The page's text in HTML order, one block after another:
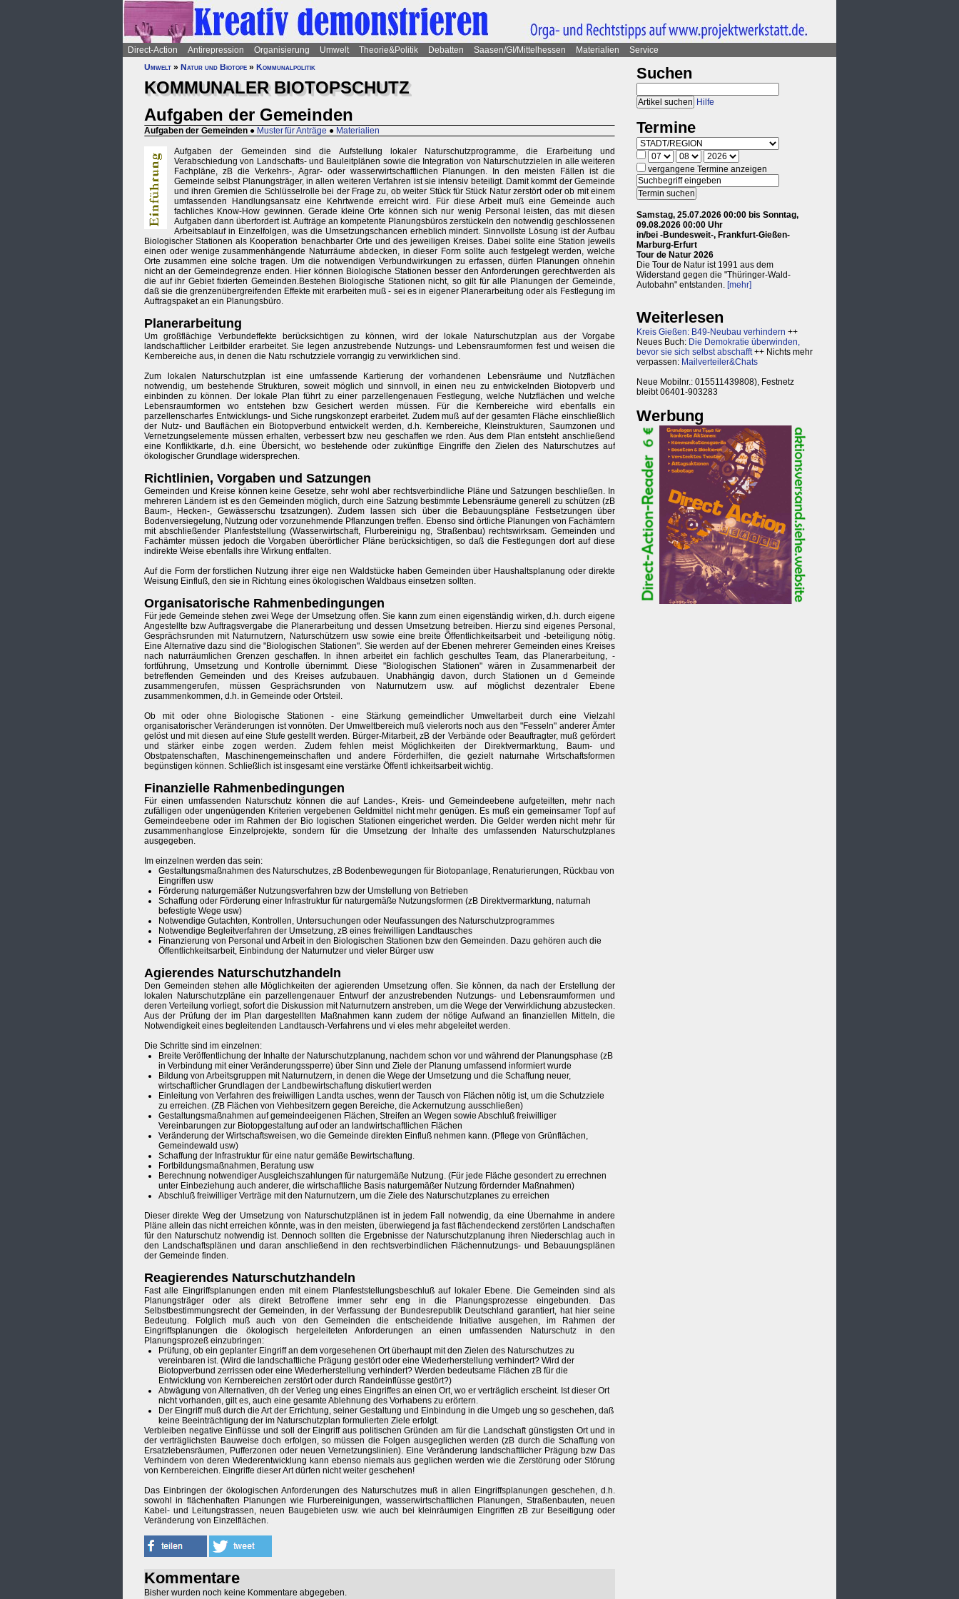
Direct-Action Antirepression Organisierung Umwelt Theorie&Politik Debatten Saasen/GI/Mittelhessen Materialien
Service
Umwelt » Natur und Biotope » Kommunalpolitik
KOMMUNALER BIOTOPSCHUTZ
Aufgaben der Gemeinden
Aufgaben der Gemeinden ● Muster für Anträge ● Materialien
Aufgaben der Gemeinden sind die Aufstellung lokaler Naturschutzprogramme, die Erarbeitung und
Verabschiedung von Landschafts- und Bauleitplänen sowie die Integration von Naturschutzzielen in alle weiteren
Fachpläne, zB die Verkehrs-, Agrar- oder wasserwirtschaftlichen Planungen. In den meisten Fällen ist die
Gemeinde selbst Planungsträger, in allen weiteren Verfahren ist sie intensiv beteiligt. Damit kommt der Gemeinde
und ihren Gremien die Schlüsselrolle bei der Frage zu, ob weiter Stück für Stück Natur zerstört oder ob mit einem
umfassenden Handlungsansatz eine Kehrtwende erreicht wird. Für diese Arbeit muß eine Gemeinde auch
fachliches Know-How gewinnen. Gerade kleine Orte können sich nur wenig Personal leisten, das mit diesen
Aufgaben dann überfordert ist. Aufträge an kompetente Planungsbüros zerstückeln den notwendig geschlossenen
Arbeitsablauf in Einzelfolgen, was die Umsetzungschancen erheblich mindert. Sinnvollste Lösung ist der Aufbau
Biologischer Stationen als Kooperation benachbarter Orte und des jeweiligen Kreises. Dabei sollte eine Station jeweils
einen oder wenige zusammenhängende Naturräume abdecken, in dieser Form sollte auch festgelegt werden, welche
Orte zusammen eine solche tragen. Um die notwendigen Verbundwirkungen zu erfassen, dürfen Planungen ohnehin
nicht an der Gemeindegrenze enden. Hier können Biologische Stationen besser den Anforderungen gerechtwerden als
die auf ihr Gebiet fixierten Gemeinden.Bestehen Biologische Stationen nicht, so gilt für alle Planungen der Gemeinde,
daß sie die grenzenübergreifenden Effekte mit erarbeiten muß - sei es in eigener Planerarbeitung oder als Festlegung im
Auftragspaket an ein Planungsbüro.
Planerarbeitung
Um großflächige Verbundeffekte berücksichtigen zu können, wird der lokale Naturschutzplan aus der Vorgabe
landschaftlicher Leitbilder erarbeitet. Sie legen anzustrebende Nutzungs- und Lebensraumformen fest und weisen die
Kernbereiche aus, in denen die Natu rschutzziele vorrangig zu verwirklichen sind.
Zum lokalen Naturschutzplan ist eine umfassende Kartierung der vorhandenen Lebensräume und Nutzflächen
notwendig, um bestehende Strukturen, soweit möglich und sinnvoll, in einen neu zu entwickelnden Biotopverb und
einbinden zu können. Der lokale Plan führt zu einer parzellengenauen Festlegung, welche Nutzflächen und welche
Lebensraumformen wo entstehen bzw Gesichert werden müssen. Für die Kernbereiche wird ebenfalls ein
parzellenscharfes Entwicklungs- und Siche rungskonzept erarbeitet. Zudem muß auf der gesamten Fläche einschließlich
der Nutz- und Bauflächen ein Biotopverbund entwickelt werden, d.h. Kernbereiche, Kleinstrukturen, Saumzonen und
Vernetzungselemente müssen erhalten, verbessert bzw neu geschaffen we rden. Aus dem Plan entsteht anschließend
eine Konfliktkarte, d.h. eine Übersicht, wo bestehende oder zukünftige Eingriffe den Zielen des Naturschutzes auf
ökologischer Grundlage widersprechen.
Richtlinien, Vorgaben und Satzungen
Gemeinden und Kreise können keine Gesetze, sehr wohl aber rechtsverbindliche Pläne und Satzungen beschließen. In
mehreren Ländern ist es den Gemeinden möglich, durch eine Satzung bestimmte Lebensräume generell zu schützen (zB
Baum-, Hecken-, Gewässerschu tzsatzungen). Zudem lassen sich über die Bebauungspläne Festsetzungen über
Bodenversiegelung, Nutzung oder vorzunehmende Pflanzungen treffen. Ebenso sind örtliche Planungen von Fachämtern
mit abschließender Planfeststellung (Wasserwirtschaft, Flurbereinigu ng, Straßenbau) rechtswirksam. Gemeinden und
Fachämter müssen jedoch die Vorgaben überörtlicher Pläne berücksichtigen, so daß die Festlegungen dort auf diese
indirekte Weise ebenfalls ihre Wirkung entfalten.
Auf die Form der forstlichen Nutzung ihrer eige nen Waldstücke haben Gemeinden über Haushaltsplanung oder direkte
Weisung Einfluß, den sie in Richtung eines ökologischen Waldbaus einsetzen sollten.
Organisatorische Rahmenbedingungen
Für jede Gemeinde stehen zwei Wege der Umsetzung offen. Sie kann zum einen eigenständig wirken, d.h. durch eigene
Angestellte bzw Auftragsvergabe die Planerarbeitung und dessen Umsetzung betreiben. Hierzu sind eigenes Personal,
Gesprächsrunden mit Naturnutzern, Naturschützern usw sowie eine breite Öffentlichkeitsarbeit und -beteiligung nötig.
Eine Alternative dazu sind die "Biologischen Stationen". Sie werden auf der Ebenen mehrerer Gemeinden eines Kreises
nach naturräumlichen Grenzen geschaffen. In ihnen arbeitet ein fachlich geschultes Team, das Planerarbeitung, -
fortführung, Umsetzung und Kontrolle übernimmt. Diese "Biologischen Stationen" wären in Zusammenarbeit der
betreffenden Gemeinden und des Kreises aufzubauen. Unabhängig davon, durch Stationen un d Gemeinde
zusammengerufen, müssen Gesprächsrunden von Naturnutzern usw. auf möglichst dezentraler Ebene
zusammenkommen, d.h. in Gemeinde oder Ortsteil.
Ob mit oder ohne Biologische Stationen - eine Stärkung gemeindlicher Umweltarbeit durch eine Vielzahl
organisatorischer Veränderungen ist vonnöten. Der Umweltbereich muß vielerorts noch aus den "Fesseln" anderer Ämter
gelöst und mit diesen auf eine Stufe gestellt werden. Bürger-Mitarbeit, zB der Verbände oder Beauftragter, muß gefördert
und stärker einbe zogen werden. Zudem fehlen meist Möglichkeiten der Direktvermarktung, Baum- und
Obstpatenschaften, Maschinengemeinschaften und andere Förderhilfen, die gezielt naturnahe Wirtschaftsformen
begünstigen können. Schließlich ist insgesamt eine verstärke Öffentl ichkeitsarbeit wichtig.
Finanzielle Rahmenbedingungen
Für einen umfassenden Naturschutz können die auf Landes-, Kreis- und Gemeindeebene aufgeteilten, mehr nach
zufälligen oder ungenügenden Kriterien vergebenen Geldmittel nicht mehr genügen. Es muß ein gemeinsamer Topf auf
Gemeindeebene oder im Rahmen der Bio logischen Stationen eingerichet werden. Die Gelder werden nicht mehr für
zusammenhanglose Einzelprojekte, sondern für die Umsetzung der Inhalte des umfassenden Naturschutzplanes
ausgegeben.
Im einzelnen werden das sein:
Gestaltungsmaßnahmen des Naturschutzes, zB Bodenbewegungen für Biotopanlage, Renaturierungen, Rückbau von
Eingriffen usw
Förderung naturgemäßer Nutzungsverfahren bzw der Umstellung von Betrieben
Schaffung oder Förderung einer Infrastruktur für naturgemäße Nutzungsformen (zB Direktvermarktung, naturnah
befestigte Wege usw)
Notwendige Gutachten, Kontrollen, Untersuchungen oder Neufassungen des Naturschutzprogrammes
Notwendige Begleitverfahren der Umsetzung, zB eines freiwilligen Landtausches
Finanzierung von Personal und Arbeit in den Biologischen Stationen bzw den Gemeinden. Dazu gehören auch die
Öffentlichkeitsarbeit, Einbindung der Naturnutzer und vieler Bürger usw
Agierendes Naturschutzhandeln
Den Gemeinden stehen alle Möglichkeiten der agierenden Umsetzung offen. Sie können, da nach der Erstellung der
lokalen Naturschutzpläne ein parzellengenauer Entwurf der anzustrebenden Nutzungs- und Lebensraumformen und
deren Verteilung vorliegt, sofort die Diskussion mit Naturnutzern anstreben, um die Wege der Verwirklichung abzustecken.
Aus der Prüfung der im Plan dargestellten Maßnahmen kann zudem der nötige Aufwand an finanziellen Mitteln, die
Notwendigkeit eines begleitenden Landtausch-Verfahrens und vi eles mehr abgeleitet werden.
Die Schritte sind im einzelnen:
Breite Veröffentlichung der Inhalte der Naturschutzplanung, nachdem schon vor und während der Planungsphase (zB
in Verbindung mit einer Veränderungssperre) über Sinn und Ziele der Planung umfassend informiert wurde
Bildung von Arbeitsgruppen mit Naturnutzern, in denen die Wege der Umsetzung und die Schaffung neuer,
wirtschaftlicher Grundlagen der Landbewirtschaftung diskutiert werden
Einleitung von Verfahren des freiwilligen Landta usches, wenn der Tausch von Flächen nötig ist, um die Schutzziele
zu erreichen. (ZB Flächen von Viehbesitzern gegen Bereiche, die Ackernutzung ausschließen)
Gestaltungsmaßnahmen auf gemeindeeigenen Flächen, Streifen an Wegen sowie Abschluß freiwilliger
Vereinbarungen zur Biotopgestaltung auf oder an landwirtschaftlichen Flächen
Veränderung der Wirtschaftsweisen, wo die Gemeinde direkten Einfluß nehmen kann. (Pflege von Grünflächen,
Gemeindewald usw)
Schaffung der Infrastruktur für eine natur gemäße Bewirtschaftung.
Fortbildungsmaßnahmen, Beratung usw
Berechnung notwendiger Ausgleichszahlungen für naturgemäße Nutzung. (Für jede Fläche gesondert zu errechnen
unter Einbeziehung auch anderer, die wirtschaftliche Basis naturgemäßer Nutzung fördernder Maßnahmen)
Abschluß freiwilliger Verträge mit den Naturnutzern, um die Ziele des Naturschutzplanes zu erreichen
Dieser direkte Weg der Umsetzung von Naturschutzplänen ist in jedem Fall notwendig, da eine Übernahme in andere
Pläne allein das nicht erreichen könnte, was in den meisten, überwiegend ja fast flächendeckend zerstörten Landschaften
für den Naturschutz notwendig ist. Dennoch sollten die Ergebnisse der Naturschutzplanung ihren Niederschlag auch in
den Landschaftsplänen und daran anschließend in den rechtsverbindlichen Flächennutzungs- und Bebauungsplänen
der Gemeinde finden.
Reagierendes Naturschutzhandeln
Fast alle Eingriffsplanungen enden mit einem Planfeststellungsbeschluß auf lokaler Ebene. Die Gemeinden sind als
Planungsträger oder als direkt Betroffene immer sehr eng in die Planungsprozesse eingebunden. Das
Selbstbestimmungsrecht der Gemeinden, in der Verfassung der Bundesrepublik Deutschland garantiert, hat hier seine
Bedeutung. Folglich muß auch von den Gemeinden die entscheidende Initiative ausgehen, im Rahmen der
Eingriffsplanungen die ökologisch hergeleiteten Anforderungen an einen umfassenden Naturschutz in den
Planungsprozeß einzubringen:
Prüfung, ob ein geplanter Eingriff an dem vorgesehenen Ort überhaupt mit den Zielen des Naturschutzes zu
vereinbaren ist. (Wird die landschaftliche Prägung gestört oder eine Wiederherstellung verhindert? Wird der
Biotopverbund zerrissen oder eine Wiederherstellung verhindert? Werden bedeutsame Flächen zB für die
Entwicklung von Kernbereichen zerstört oder durch Randeinflüsse gestört?)
Abwägung von Alternativen, dh der Verleg ung eines Eingriffes an einen Ort, wo er verträglich erscheint. Ist dieser Ort
nicht vorhanden, gilt es, auch eine gesamte Ablehnung des Vorhabens zu erörtern.
Der Eingriff muß durch die Art der Errichtung, seiner Gestaltung und Einbindung in die Umgeb ung so geschehen, daß
keine Beeinträchtigung der im Naturschutzplan formulierten Ziele erfolgt.
Verbleiben negative Einflüsse und soll der Eingriff aus politischen Gründen am für die Landschaft günstigsten Ort und in
der verträglichsten Bauweise doch erfolgen, so müssen die Folgen ausgeglichen werden (zB durch die Schaffung von
Ersatzlebensräumen, Pufferzonen oder neuen Vernetzungslinien). Eine Veränderung landschaftlicher Prägung bzw Das
Verhindern von deren Wiederentwicklung kann ebenso niemals aus geglichen werden wie die Zerstörung oder Störung
von Kernbereichen. Eingriffe dieser Art dürfen nicht weiter geschehen!
Das Einbringen der ökologischen Anforderungen des Naturschutzes muß in allen Eingriffsplanungen geschehen, d.h.
sowohl in flächenhaften Planungen wie Flurbereinigungen, wasserwirtschaftlichen Planungen, Straßenbauten, neuen
Kabel- und Leitungstrassen, neuen Baugebieten usw. wie auch bei kleinräumigen Eingriffen zB zur Beseitigung oder
Veränderung von Einzelflächen.
Kommentare
Bisher wurden noch keine Kommentare abgegeben.
Suchen
Hilfe
Termine
vergangene Termine anzeigen
Samstag, 25.07.2026 00:00 bis Sonntag,
09.08.2026 00:00 Uhr
in/bei -Bundesweit-, Frankfurt-Gießen-
Marburg-Erfurt
Tour de Natur 2026
Die Tour de Natur ist 1991 aus dem
Widerstand gegen die "Thüringer-Wald-
Autobahn" entstanden. [mehr]
Weiterlesen
Kreis Gießen: B49-Neubau verhindern ++
Neues Buch: Die Demokratie überwinden,
bevor sie sich selbst abschafft++ Nichts mehr
verpassen: Mailverteiler&Chats
Neue Mobilnr.: 015511439808), Festnetz
bleibt 06401-903283
Werbung